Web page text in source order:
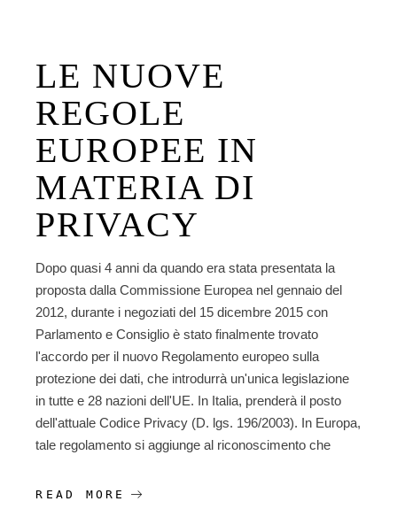
LE NUOVE
REGOLE
EUROPEE IN
MATERIA DI
PRIVACY
Dopo quasi 4 anni da quando era stata presentata la
proposta dalla Commissione Europea nel gennaio del
2012, durante i negoziati del 15 dicembre 2015 con
Parlamento e Consiglio è stato finalmente trovato
l'accordo per il nuovo Regolamento europeo sulla
protezione dei dati, che introdurrà un'unica legislazione
in tutte e 28 nazioni dell'UE. In Italia, prenderà il posto
dell'attuale Codice Privacy (D. lgs. 196/2003). In Europa,
tale regolamento si aggiunge al riconoscimento che
READ MORE